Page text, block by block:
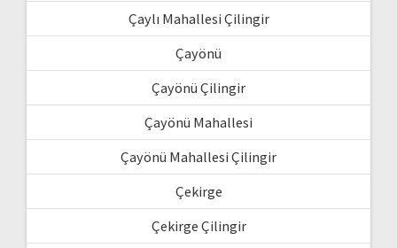
Çaylı Mahallesi Çilingir
Çayönü
Çayönü Çilingir
Çayönü Mahallesi
Çayönü Mahallesi Çilingir
Çekirge
Çekirge Çilingir